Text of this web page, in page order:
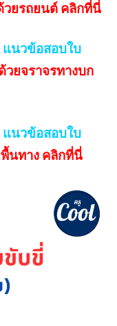
วยรถยนต์ คลิกที่นี่
นวข้อสอบใบ
ยจราจรทางบก
นวข้อสอบใบ
นทาง คลิกที่นี่